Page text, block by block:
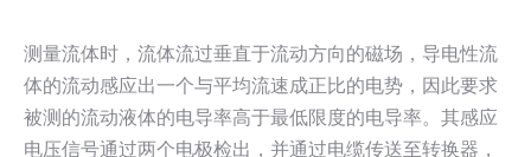
测量流体时，流体流过垂直于流动方向的磁场，导电性流
体的流动感应出一个与平均流速成正比的电势，因此要求
被测的流动液体的电导率高于最低限度的电导率。其感应
电压信号通过两个电极检出，并通过电缆传送至转换器，